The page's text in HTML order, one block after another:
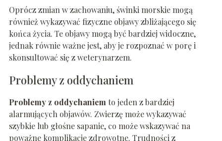
Oprócz zmian w zachowaniu, świnki morskie mogą
również wykazywać fizyczne objawy zbliżającego się
końca życia. Te objawy mogą być bardziej widoczne,
jednak równie ważne jest, aby je rozpoznać w porę i
skonsultować się z weterynarzem.
Problemy z oddychaniem
Problemy z oddychaniemto jeden z bardziej
alarmujących objawów. Zwierzę może wykazywać
szybkie lub głośne sapanie, co może wskazywać na
poważne komplikacje zdrowotne. Trudności z